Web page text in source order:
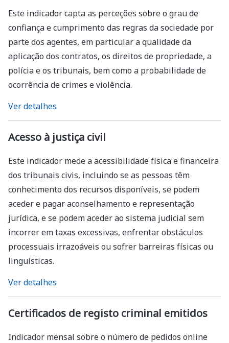
Este indicador capta as perceções sobre o grau de
confiança e cumprimento das regras da sociedade por
parte dos agentes, em particular a qualidade da
aplicação dos contratos, os direitos de propriedade, a
polícia e os tribunais, bem como a probabilidade de
ocorrência de crimes e violência.
Ver detalhes
Acesso à justiça civil
Este indicador mede a acessibilidade física e financeira
dos tribunais civis, incluindo se as pessoas têm
conhecimento dos recursos disponíveis, se podem
aceder e pagar aconselhamento e representação
jurídica, e se podem aceder ao sistema judicial sem
incorrer em taxas excessivas, enfrentar obstáculos
processuais irrazoáveis ou sofrer barreiras físicas ou
linguísticas.
Ver detalhes
Certificados de registo criminal emitidos
Indicador mensal sobre o número de pedidos online